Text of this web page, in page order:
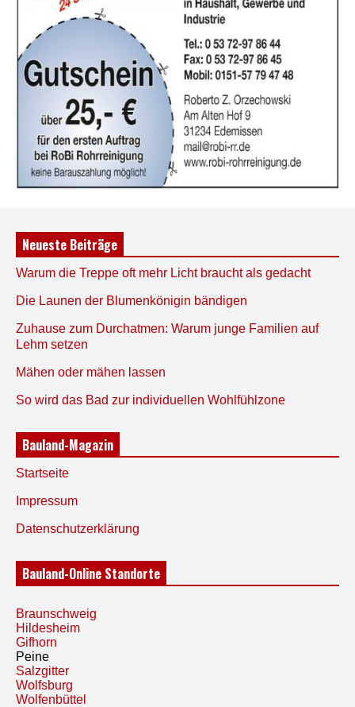
Neueste Beiträge
Warum die Treppe oft mehr Licht braucht als gedacht
Die Launen der Blumenkönigin bändigen
Zuhause zum Durchatmen: Warum junge Familien auf
Lehm setzen
Mähen oder mähen lassen
So wird das Bad zur individuellen Wohlfühlzone
Bauland-Magazin
Startseite
Impressum
Datenschutzerklärung
Bauland-Online Standorte
Braunschweig
Hildesheim
Gifhorn
Peine
Salzgitter
Wolfsburg
Wolfenbüttel